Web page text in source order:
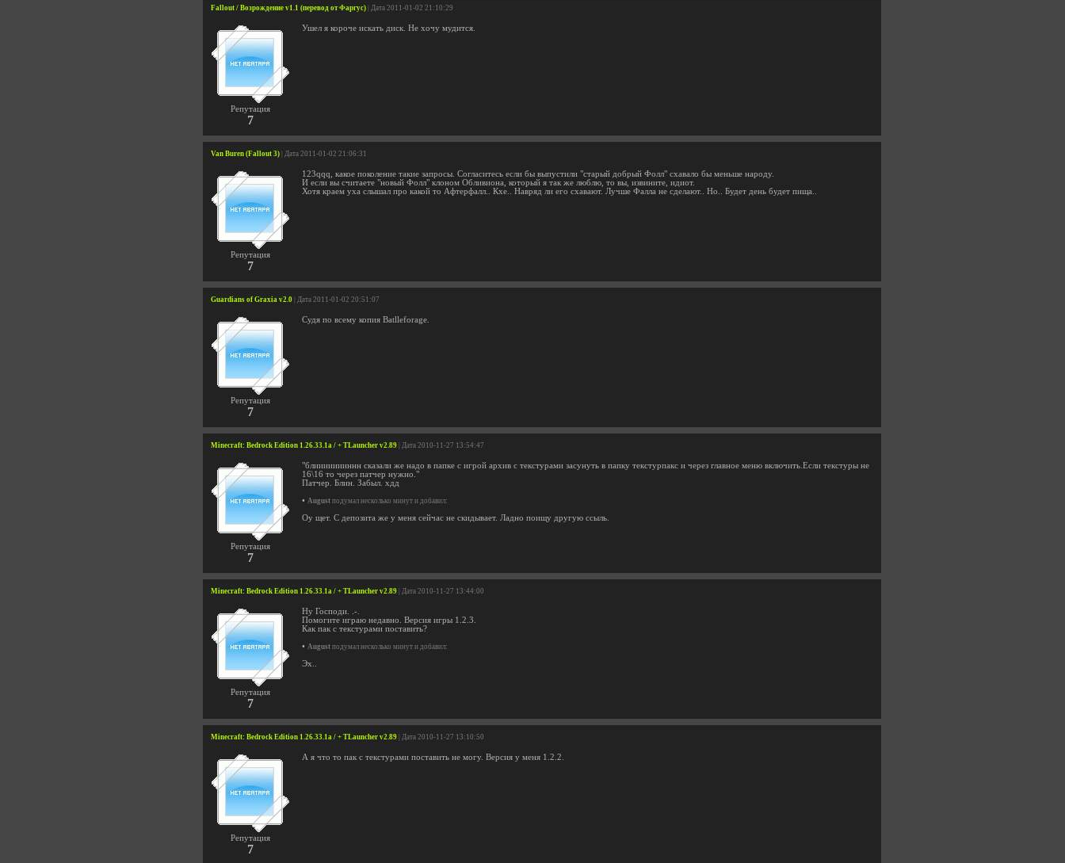
Fallout / Возрождение v1.1 (перевод от Фаргус) | Дата 2011-01-02 21:10:29
Репутация
7
Ушел я короче искать диск. Не хочу мудится.
Van Buren (Fallout 3) | Дата 2011-01-02 21:06:31
Репутация
7
123qqq, какое поколение такие запросы. Согласитесь если бы выпустили "старый добрый Фолл" схавало бы меньше народу.
И если вы считаете "новый Фолл" клоном Обливиона, который я так же люблю, то вы, извините, идиот.
Хотя краем уха слышал про какой то Афтерфалл.. Кхе.. Навряд ли его схавают. Лучше Фалла не сделают.. Но.. Будет день будет пища..
Guardians of Graxia v2.0 | Дата 2011-01-02 20:51:07
Репутация
7
Судя по всему копия Batlleforage.
Minecraft: Bedrock Edition 1.26.33.1a / + TLauncher v2.89 | Дата 2010-11-27 13:54:47
Репутация
7
"блиииииииннн сказали же надо в папке с игрой архив с текстурами засунуть в папку текстурпакс и через главное меню включить.Если текстуры не
16\16 то через патчер нужно."
Патчер. Блин. Забыл. хдд
• August подумал несколько минут и добавил:
Оу щет. С депозита же у меня сейчас не скидывает. Ладно поищу другую ссыль.
Minecraft: Bedrock Edition 1.26.33.1a / + TLauncher v2.89 | Дата 2010-11-27 13:44:00
Репутация
7
Ну Господи. .-.
Помогите играю недавно. Версия игры 1.2.3.
Как пак с текстурами поставить?
• August подумал несколько минут и добавил:
Эх..
Minecraft: Bedrock Edition 1.26.33.1a / + TLauncher v2.89 | Дата 2010-11-27 13:10:50
Репутация
7
А я что то пак с текстурами поставить не могу. Версия у меня 1.2.2.